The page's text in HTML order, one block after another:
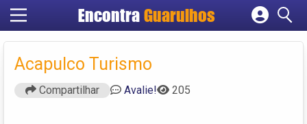
Encontra Guarulhos
Cadastrar empresa
Criar conta
Acapulco Turismo
Compartilhar Avalie! 205